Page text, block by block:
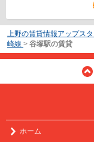
上野の賃貸情報アップス
崎線 > 谷塚駅の賃貸
ホーム